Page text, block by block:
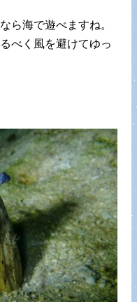
ら海で遊べますね。
べく風を避けてゆっ